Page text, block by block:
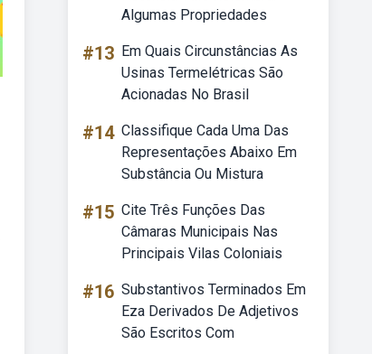
Algumas Propriedades
#13 Em Quais Circunstâncias As
Usinas Termelétricas São
Acionadas No Brasil
#14 Classifique Cada Uma Das
Representações Abaixo Em
Substância Ou Mistura
#15 Cite Três Funções Das
Câmaras Municipais Nas
Principais Vilas Coloniais
#16 Substantivos Terminados Em
Eza Derivados De Adjetivos
São Escritos Com